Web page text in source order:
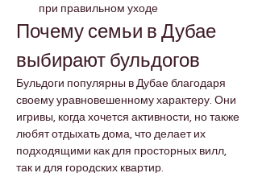
при правильном уходе
Почему семьи в Дубае
выбирают бульдогов
Бульдоги популярны в Дубае благодаря
своему уравновешенному характеру. Они
игривы, когда хочется активности, но также
любят отдыхать дома, что делает их
подходящими как для просторных вилл,
так и для городских квартир.